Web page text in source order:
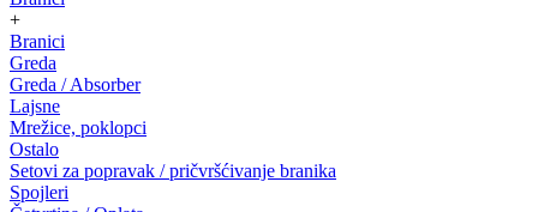
+
Branici
Greda
Greda / Absorber
Lajsne
Mrežice, poklopci
Ostalo
Setovi za popravak / pričvršćivanje branika
Spojleri